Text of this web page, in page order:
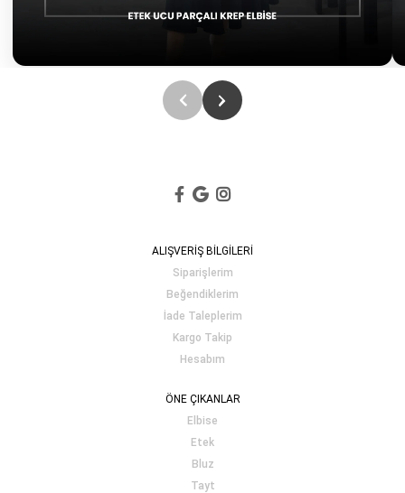
ALIŞVERİŞ BİLGİLERİ
Siparişlerim
Beğendiklerim
İade Taleplerim
Kargo Takip
Hesabım
ÖNE ÇIKANLAR
Elbise
Etek
Bluz
Tayt